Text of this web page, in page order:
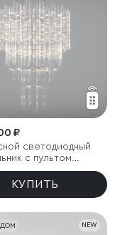
₽
светодиодный
с пультом
КУПИТЬ
NEW